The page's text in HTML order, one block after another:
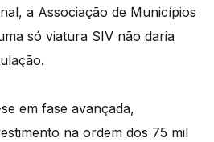
a Associação de Municípios
só viatura SIV não daria
em fase avançada,
na ordem dos 75 mil